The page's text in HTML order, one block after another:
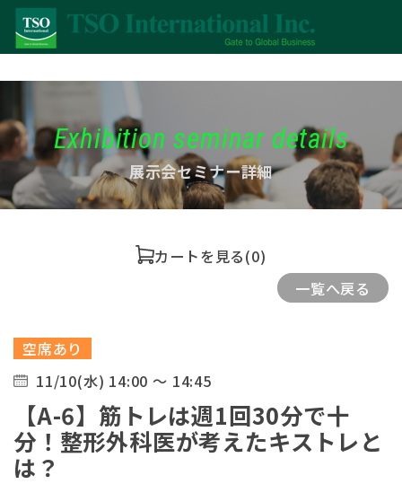
Exhibition seminar details
展示会セミナー詳細
カートを見る(0)
一覧へ戻る
空席あり
11/10(水) 14:00 ～ 14:45
【A-6】筋トレは週1回30分で十
分！整形外科医が考えたキストレと
は？